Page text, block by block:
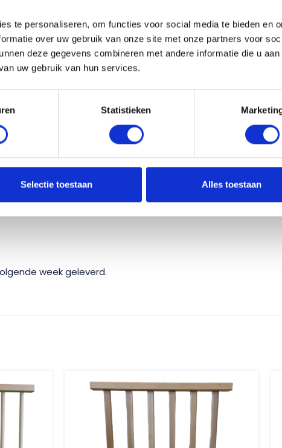
te personaliseren, om functies voor social media te bieden en
over uw gebruik van onze site met onze partners voor
deze gegevens combineren met andere informatie die u aan
uw gebruik van hun services.
Statistieken
Selectie toestaan Alles toestaan
zo gemakkelijk!
week geleverd.